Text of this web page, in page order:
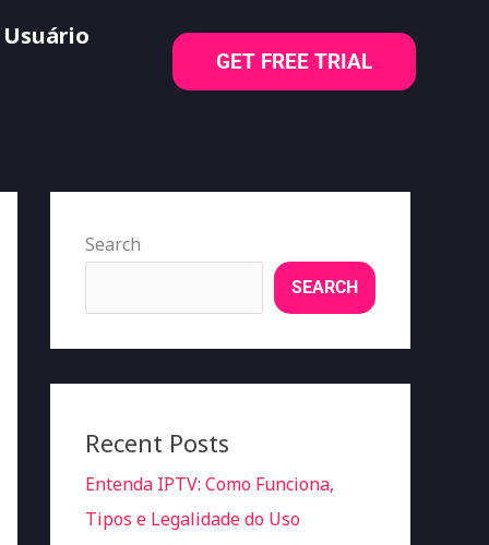
GET FREE TRIAL
Search
SEARCH
Recent Posts
Entenda IPTV: Como Funciona,
Tipos e Legalidade do Uso